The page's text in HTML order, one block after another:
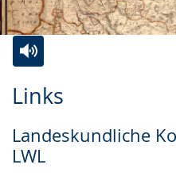
Links
Landeskundliche
LWL
Leichten
wechseln.
Audio-
Video
Deutscher